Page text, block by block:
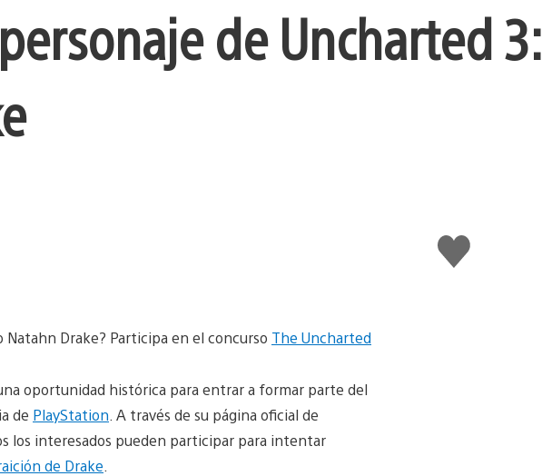
de Uncharted 3:
Me
gusta
Drake? Participa en el concurso The Uncharted
oportunidad histórica para entrar a formar parte del
de PlayStation . A través de su página oficial de
los interesados pueden participar para intentar
de Drake